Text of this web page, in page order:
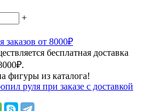
+
заказов от 8000₽
бесплатная доставка
фигуры из каталога!
руля при заказе с доставкой